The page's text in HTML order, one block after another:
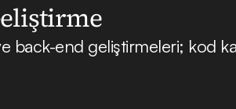
back-end geliştirmeleri; kod